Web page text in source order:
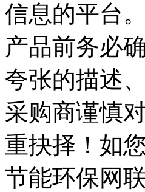
信息的平台
产品前务必
夸张的描述
采购商谨慎
重抉择！如
节能环保网